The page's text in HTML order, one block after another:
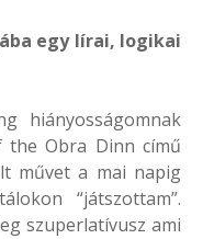
egy lírai, logikai
hiányosságomnak
Obra Dinn című
művet a mai napig
“játszottam”.
szuperlatívusz ami